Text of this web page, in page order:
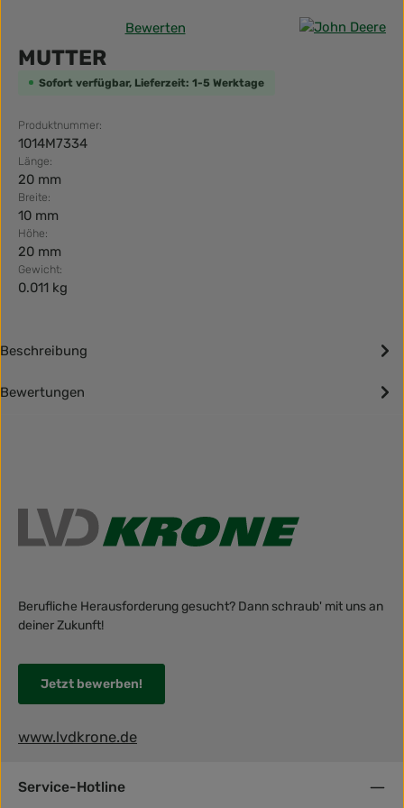
Durchschnittliche Bewertung von 0 von 5 Sternen
Bewerten
MUTTER
Sofort verfügbar, Lieferzeit: 1-5 Werktage
Produktnummer:
1014M7334
Länge:
20 mm
Breite:
10 mm
Höhe:
20 mm
Gewicht:
0.011 kg
Beschreibung
Bewertungen
Berufliche Herausforderung gesucht? Dann schraub' mit uns an
deiner Zukunft!
Jetzt bewerben!
www.lvdkrone.de
Service-Hotline